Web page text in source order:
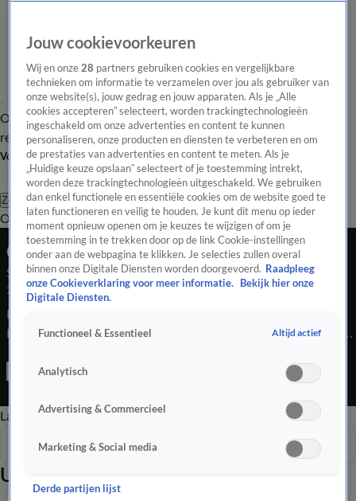
Overzicht Laatste nieuws Regionieuws Het beste van Hart
Tip de
redactie
Volg Hart van Nederland
Zoeken
OverzichtRegioUitzendingenWeerTip de redactiePanelVideo's
Ochtend Editie
Seizoen 2026, aflevering 1353
29 mrt, 09:00
Bekijk aflevering 1353 van Hart van Nederland - Ochtend
Editie uit seizoen 2026 hier. Deze aflevering is uitgezonden op
Editie is een Nieuws programma
Late EditieOchtend EditieVroege Editie
Uitzendingen
Seizoen 2026
Jouw cookievoorkeuren
Wij en onze28 partners gebruiken cookies en vergelijkbare
technieken om informatie te verzamelen over jou als gebruiker van
onze website(s), jouw gedrag en jouw apparaten. Als je „Alle
cookies accepteren” selecteert, worden trackingtechnologieën
ingeschakeld om onze advertenties en content te kunnen
personaliseren, onze producten en diensten te verbeteren en om
de prestaties van advertenties en content te meten. Als je
„Huidige keuze opslaan” selecteert of je toestemming intrekt,
worden deze trackingtechnologieën uitgeschakeld. We gebruiken
dan enkel functionele en essentiële cookies om de website goed te
laten functioneren en veilig te houden. Je kunt dit menu op ieder
moment opnieuw openen om je keuzes te wijzigen of om je
toestemming in te trekken door op de link Cookie-instellingen
onder aan de webpagina te klikken. Je selecties zullen overal
binnen onze Digitale Diensten worden doorgevoerd. Raadpleeg
onze Cookieverklaring voor meer informatie.
Bekijk hier onze
Digitale Diensten.
Functioneel & Essentieel Altijd actief
Analytisch
Advertising & Commercieel
Marketing & Social media
Derde partijen lijst